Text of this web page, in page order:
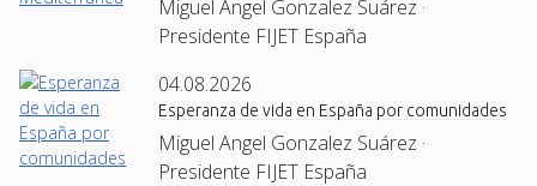
Miguel Angel Gonzalez Suárez ·
Presidente FIJET España
04.08.2026
Esperanza de vida en España por comunidades
Miguel Angel Gonzalez Suárez ·
Presidente FIJET España